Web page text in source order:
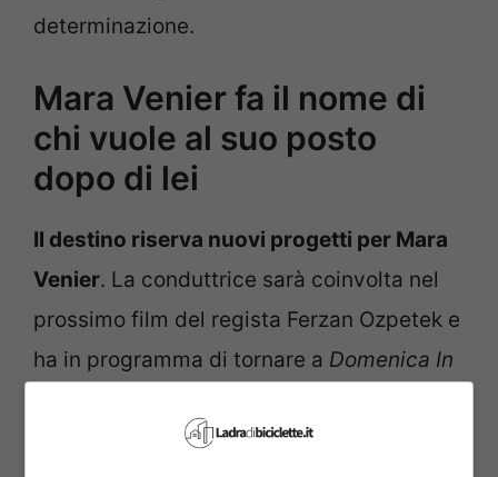
determinazione.
Mara Venier fa il nome di
chi vuole al suo posto
dopo di lei
Il destino riserva nuovi progetti per Mara
Venier. La conduttrice sarà coinvolta nel
prossimo film del regista Ferzan Ozpetek e
ha in programma di tornare a Domenica In
Sergio, a cui sono molto affezionata, mi ha